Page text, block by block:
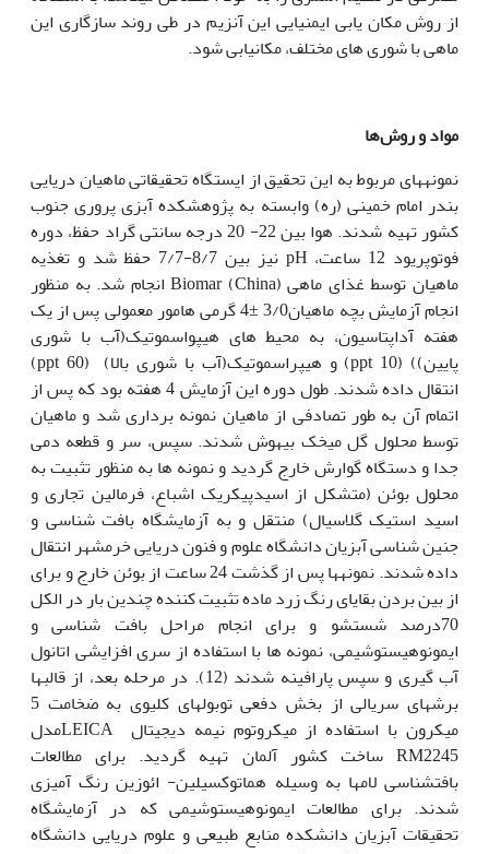
از روش مکان یابی ایمنیایی این آنزیم در طی روند سازگاری این
ماهی با شوری های مختلف، مکان‏یابی شود.
مواد و روش‌ها
نمونه‏های مربوط به این تحقیق از ایستگاه تحقیقاتی ماهیان دریایی
بندر امام خمینی (ره) وابسته به پژوهشکده آبزی پروری جنوب
کشور تهیه شدند. هوا بین 22- 20 درجه سانتی گراد حفظ، دوره
فوتوپریود 12 ساعت، pH نیز بین 8/7-7/7 حفظ شد و تغذیه
ماهیان توسط غذای ماهی Biomar (China) انجام شد. به منظور
انجام آزمایش بچه ماهیان3/0 ±4 گرمی هامور معمولی پس از یک
هفته آداپتاسیون، به محیط های هیپواسموتیک(آب با شوری
پایین)) (10 ppt) و هیپراسموتیک(آب با شوری بالا) (60 ppt)
انتقال داده شدند. طول دوره این آزمایش 4 هفته بود که پس از
اتمام آن به طور تصادفی از ماهیان نمونه برداری شد و ماهیان
توسط محلول گل میخک بی‏هوش شدند. سپس، سر و قطعه دمی
جدا و دستگاه گوارش خارج گردید و نمونه ها به منظور تثبیت به
محلول بوئن (متشکل از اسیدپیکریک اشباع، فرمالین تجاری و
اسید استیک گلاسیال) منتقل و به آزمایشگاه بافت شناسی و
جنین شناسی آبزیان دانشگاه علوم و فنون دریایی خرمشهر انتقال
داده شدند. نمونه‏ها پس از گذشت 24 ساعت از بوئن خارج و برای
از بین بردن بقایای رنگ زرد ماده تثبیت کننده چندین بار در الکل
70درصد شستشو و برای انجام مراحل بافت شناسی و
ایمونوهیستوشیمی، نمونه ها با استفاده از سری افزایشی اتانول
آب گیری و سپس پارافینه شدند (12). در مرحله بعد، از قالب‏ها
برش‏های سریالی از بخش دفعی توبول‏های کلیوی به ضخامت 5
میکرون با استفاده از میکروتوم نیمه دیجیتال LEICAمدل
RM2245 ساخت کشور آلمان تهیه گردید. برای مطالعات
بافت‏شناسی لام‏ها به وسیله هماتوکسیلین- ائوزین رنگ آمیزی
شدند. برای مطالعات ایمونوهیستوشیمی که در آزمایشگاه
تحقیقات آبزیان دانشکده منابع طبیعی و علوم دریایی دانشگاه